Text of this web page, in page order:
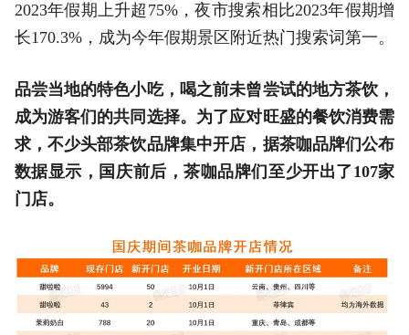
2023年假期上升超75%，夜市搜索相比2023年假期增
长170.3%，成为今年假期景区附近热门搜索词第一。
品尝当地的特色小吃，喝之前未曾尝试的地方茶饮，
成为游客们的共同选择。为了应对旺盛的餐饮消费需
求，不少头部茶饮品牌集中开店 ，据茶咖品牌们公布
数据显示，国庆前后，茶咖品牌们至少开出了107家
门店。